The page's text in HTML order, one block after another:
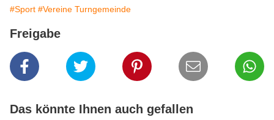
#Sport #Vereine Turngemeinde
Freigabe
Das könnte Ihnen auch gefallen